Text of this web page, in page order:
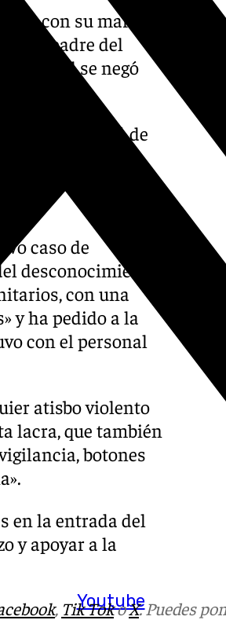
Youtube
con su marido
al padre del
se negó
teléfono.
y amenazó de
avisar a los
los
caso de
desconocimiento
con una
y ha pedido a la
con el personal
atisbo violento
lacra, que también
botones
en la entrada del
y apoyar a la
, Tik TokoX. Puedes